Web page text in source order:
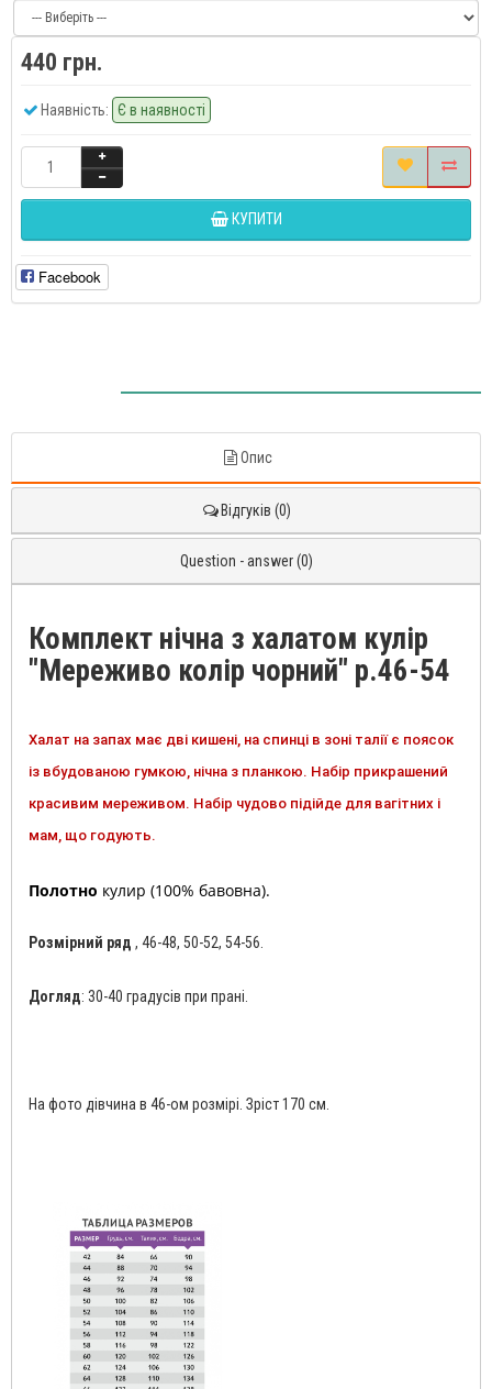
440 грн.
Наявність: Є в наявності
КУПИТИ
Facebook
Опис
Відгуків (0)
Question - answer (0)
Комплект нічна з халатом кулір
"Мереживо колір чорний" р.46-54
Халат на запах має дві кишені, на спинці в зоні талії є поясок
із вбудованою гумкою, нічна з планкою. Набір прикрашений
красивим мереживом. Набір чудово підійде для вагітних і
мам, що годують.
Полотно кулир (100% бавовна).
Розмірний ряд , 46-48, 50-52, 54-56.
Догляд: 30-40 градусів при прані.
На фото дівчина в 46-ом розмірі. Зріст 170 см.